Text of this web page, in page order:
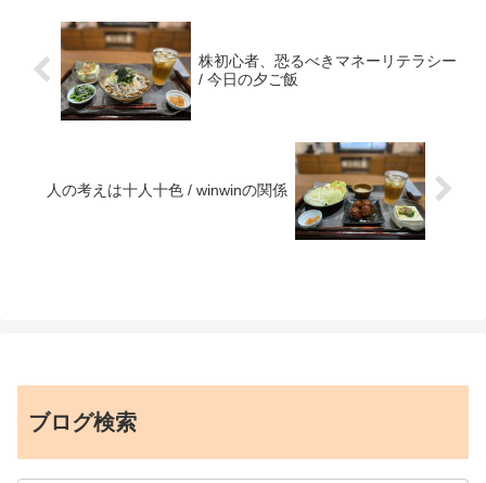
株初心者、恐るべきマネーリテラシー
/ 今日の夕ご飯
人の考えは十人十色 / winwinの関係
ブログ検索